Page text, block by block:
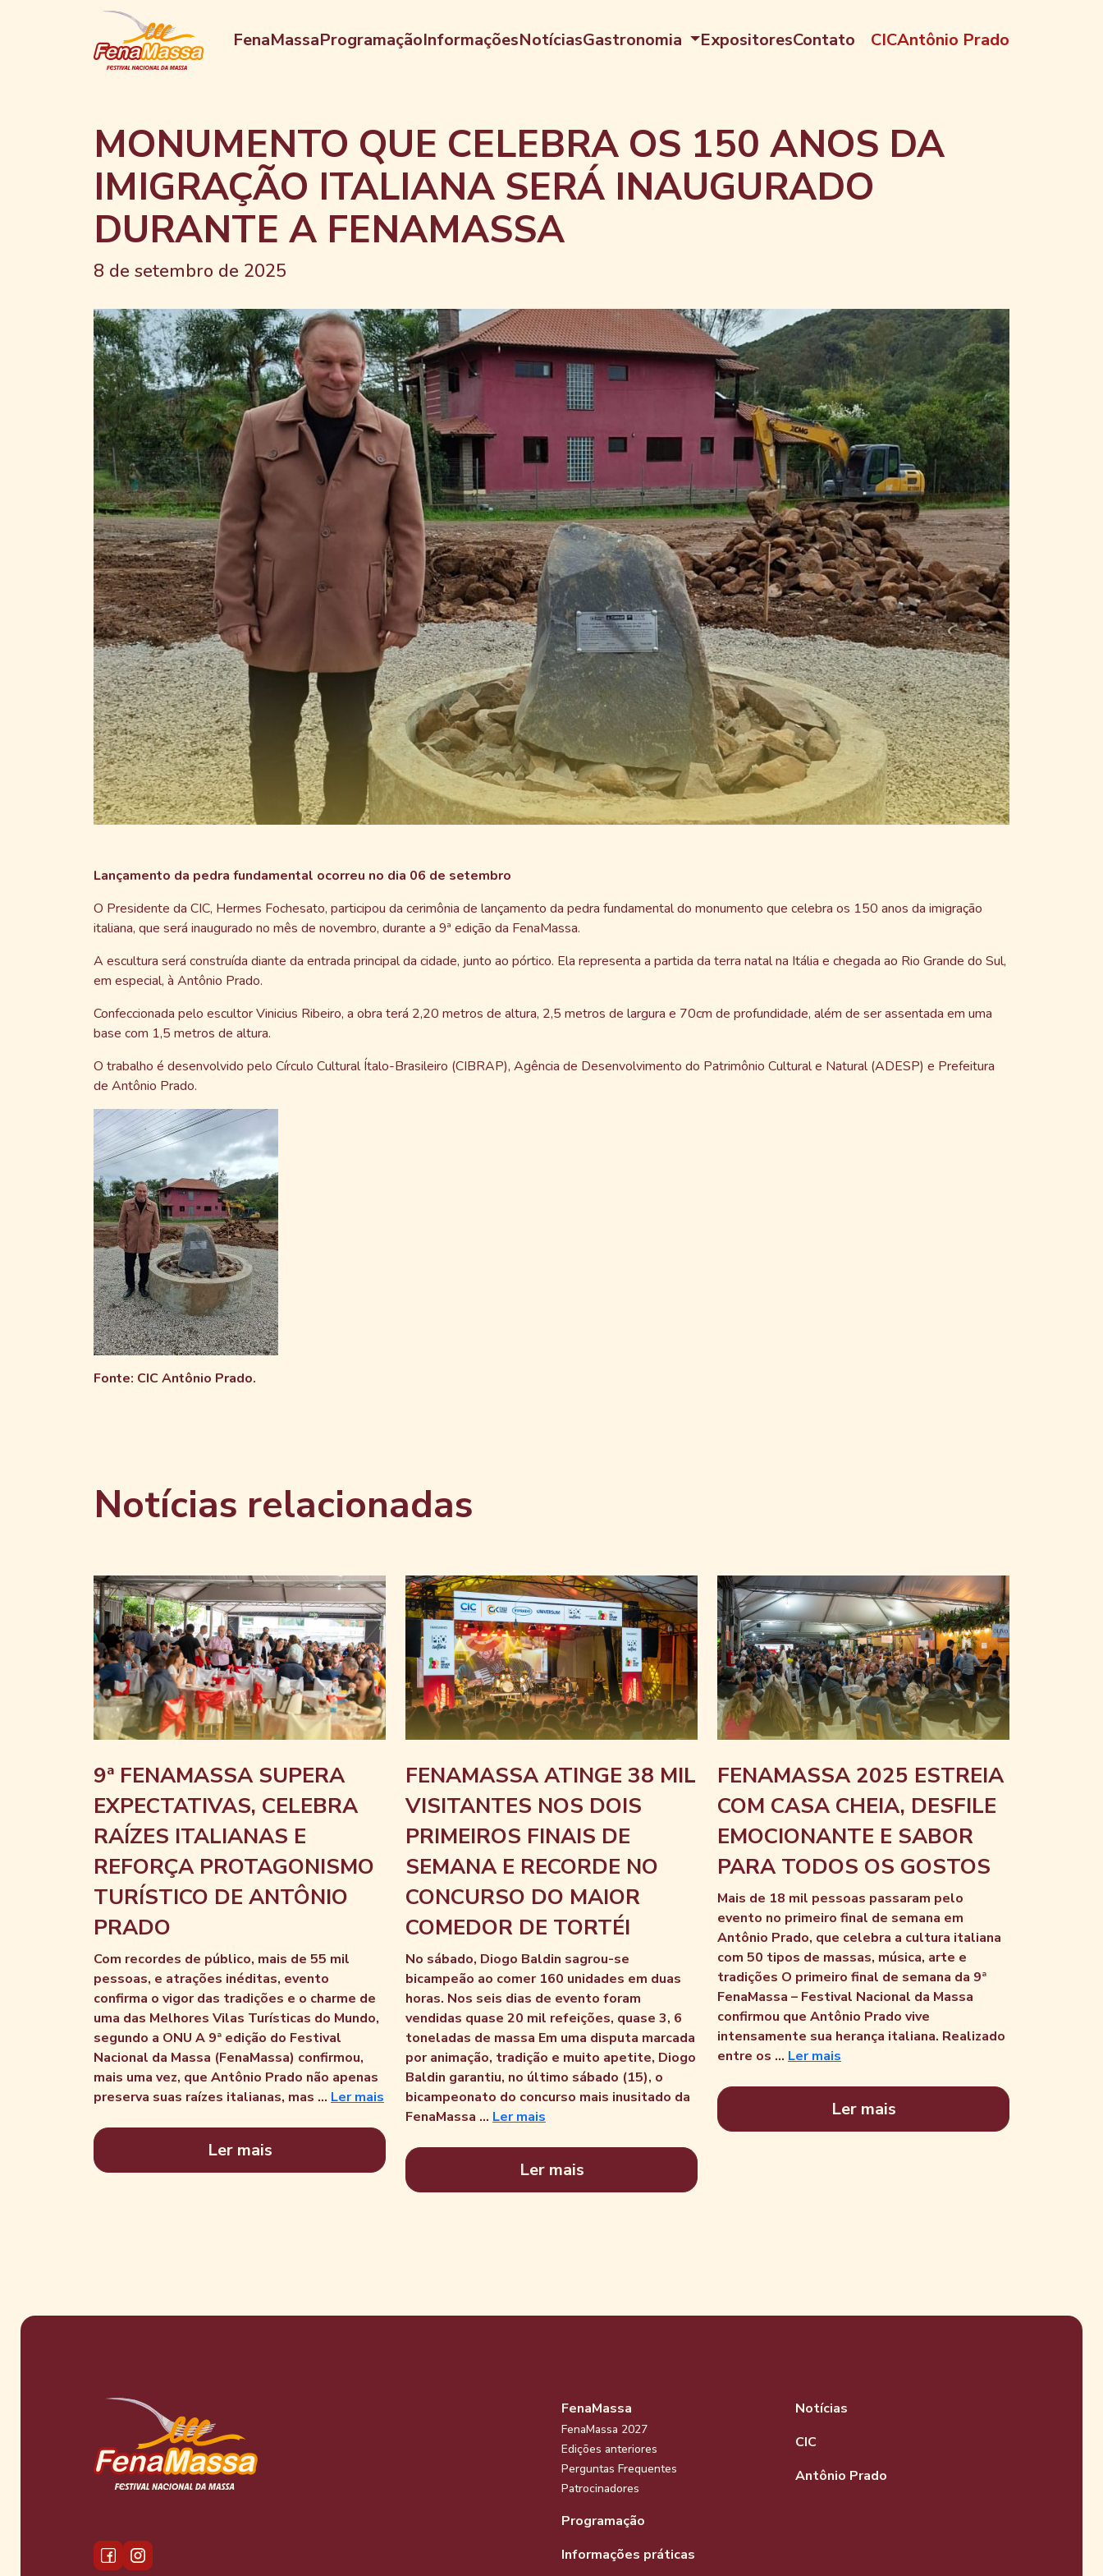
FenaMassaProgramaçãoInformaçõesNotíciasGastronomia ExpositoresContato CICAntônio Prado
MONUMENTO QUE CELEBRA OS 150 ANOS DA
IMIGRAÇÃO ITALIANA SERÁ INAUGURADO
DURANTE A FENAMASSA
8 de setembro de 2025
Lançamento da pedra fundamental ocorreu no dia 06 de setembro
O Presidente da CIC, Hermes Fochesato, participou da cerimônia de lançamento da pedra fundamental do monumento que celebra os 150 anos da imigração
italiana, que será inaugurado no mês de novembro, durante a 9ª edição da FenaMassa.
A escultura será construída diante da entrada principal da cidade, junto ao pórtico. Ela representa a partida da terra natal na Itália e chegada ao Rio Grande do Sul,
em especial, à Antônio Prado.
Confeccionada pelo escultor Vinicius Ribeiro, a obra terá 2,20 metros de altura, 2,5 metros de largura e 70cm de profundidade, além de ser assentada em uma
base com 1,5 metros de altura.
O trabalho é desenvolvido pelo Círculo Cultural Ítalo-Brasileiro (CIBRAP), Agência de Desenvolvimento do Patrimônio Cultural e Natural (ADESP) e Prefeitura
de Antônio Prado.
Fonte: CIC Antônio Prado.
Notícias relacionadas
9ª FENAMASSA SUPERA
EXPECTATIVAS, CELEBRA
RAÍZES ITALIANAS E
REFORÇA PROTAGONISMO
TURÍSTICO DE ANTÔNIO
PRADO
Com recordes de público, mais de 55 mil
pessoas, e atrações inéditas, evento
confirma o vigor das tradições e o charme de
uma das Melhores Vilas Turísticas do Mundo,
segundo a ONU A 9ª edição do Festival
Nacional da Massa (FenaMassa) confirmou,
mais uma vez, que Antônio Prado não apenas
preserva suas raízes italianas, mas ... Ler mais
Ler mais
FENAMASSA ATINGE 38 MIL
VISITANTES NOS DOIS
PRIMEIROS FINAIS DE
SEMANA E RECORDE NO
CONCURSO DO MAIOR
COMEDOR DE TORTÉI
No sábado, Diogo Baldin sagrou-se
bicampeão ao comer 160 unidades em duas
horas. Nos seis dias de evento foram
vendidas quase 20 mil refeições, quase 3, 6
toneladas de massa Em uma disputa marcada
por animação, tradição e muito apetite, Diogo
Baldin garantiu, no último sábado (15), o
bicampeonato do concurso mais inusitado da
FenaMassa ... Ler mais
Ler mais
FENAMASSA 2025 ESTREIA
COM CASA CHEIA, DESFILE
EMOCIONANTE E SABOR
PARA TODOS OS GOSTOS
Mais de 18 mil pessoas passaram pelo
evento no primeiro final de semana em
Antônio Prado, que celebra a cultura italiana
com 50 tipos de massas, música, arte e
tradições O primeiro final de semana da 9ª
FenaMassa – Festival Nacional da Massa
confirmou que Antônio Prado vive
intensamente sua herança italiana. Realizado
entre os ... Ler mais
Ler mais
FenaMassa
FenaMassa 2027
Edições anteriores
Perguntas Frequentes
Patrocinadores
Programação
Informações práticas
Notícias
CIC
Antônio Prado